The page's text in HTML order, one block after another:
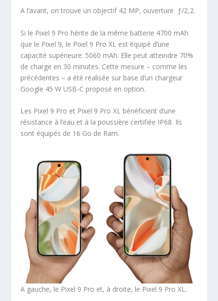
A l’avant, on trouve un objectif 42 MP, ouverture ƒ/2,2.
Si le Pixel 9 Pro hérite de la même batterie 4700 mAh
que le Pixel 9, le Pixel 9 Pro XL est équipé d’une
capacité supérieure: 5060 mAh. Elle peut atteindre 70%
de charge en 30 minutes. Cette mesure – comme les
précédentes – a été réalisée sur base d’un chargeur
Google 45 W USB-C proposé en option.
Les Pixel 9 Pro et Pixel 9 Pro XL bénéficient d’une
résistance à l’eau et à la poussière certifiée IP68. Ils
sont équipés de 16 Go de Ram.
A gauche, le Pixel 9 Pro et, à droite, le Pixel 9 Pro XL.